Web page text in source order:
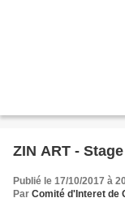
ZIN ART -
Publié le 17/10/2017 à
Par Comité d'Interet de